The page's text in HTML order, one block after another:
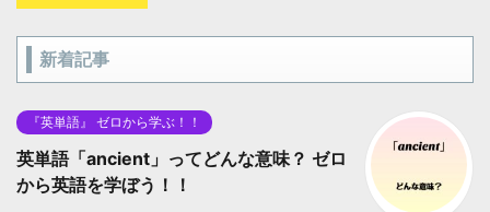
新着記事
『英単語』 ゼロから学ぶ！！
英単語「ancient」ってどんな意味？ ゼロ
から英語を学ぼう！！